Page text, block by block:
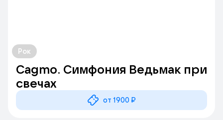
Рок
Cagmo. Симфония Ведьмак при
свечах
от 1900 ₽